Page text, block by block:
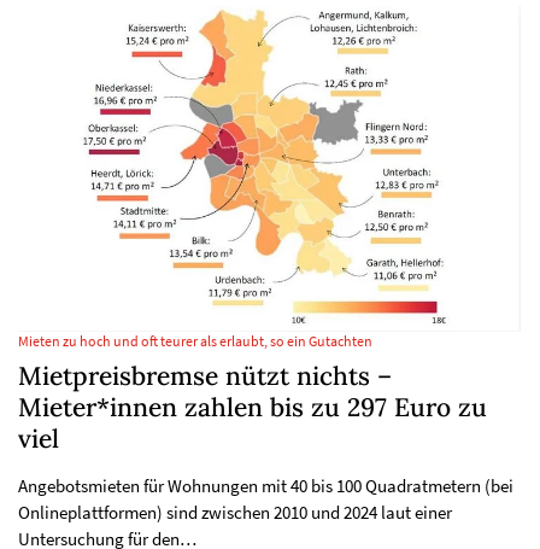
Mieten zu hoch und oft teurer als erlaubt, so ein Gutachten
Mietpreisbremse nützt nichts –
Mieter*innen zahlen bis zu 297 Euro zu
viel
Angebotsmieten für Wohnungen mit 40 bis 100 Quadratmetern (bei
Onlineplattformen) sind zwischen 2010 und 2024 laut einer
Untersuchung für den…